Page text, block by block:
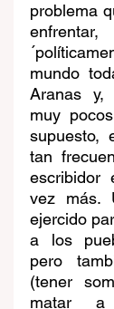
problema
mundo
Aranas y,
muy
supuesto,
tan
escribidor
vez más.
ejercido
a los
pero
(tener
matar a